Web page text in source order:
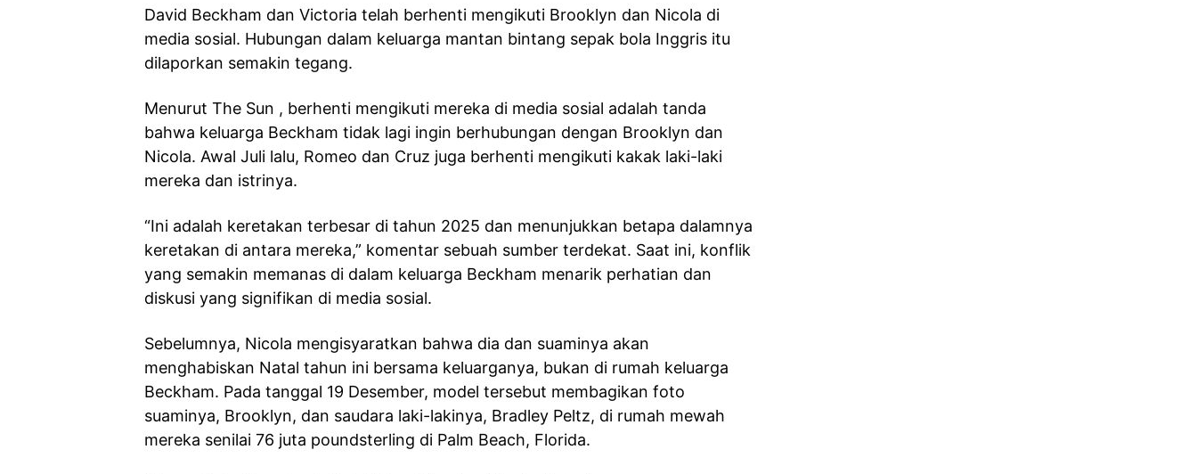
David Beckham dan Victoria telah berhenti mengikuti Brooklyn dan Nicola di
media sosial. Hubungan dalam keluarga mantan bintang sepak bola Inggris itu
dilaporkan semakin tegang.
Menurut The Sun , berhenti mengikuti mereka di media sosial adalah tanda
bahwa keluarga Beckham tidak lagi ingin berhubungan dengan Brooklyn dan
Nicola. Awal Juli lalu, Romeo dan Cruz juga berhenti mengikuti kakak laki-laki
mereka dan istrinya.
“Ini adalah keretakan terbesar di tahun 2025 dan menunjukkan betapa dalamnya
keretakan di antara mereka,” komentar sebuah sumber terdekat. Saat ini, konflik
yang semakin memanas di dalam keluarga Beckham menarik perhatian dan
diskusi yang signifikan di media sosial.
Sebelumnya, Nicola mengisyaratkan bahwa dia dan suaminya akan
menghabiskan Natal tahun ini bersama keluarganya, bukan di rumah keluarga
Beckham. Pada tanggal 19 Desember, model tersebut membagikan foto
suaminya, Brooklyn, dan saudara laki-lakinya, Bradley Peltz, di rumah mewah
mereka senilai 76 juta poundsterling di Palm Beach, Florida.